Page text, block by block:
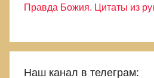
Правда Божия. Цитаты из
Наш канал в телеграм: